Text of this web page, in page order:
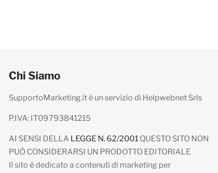
Chi Siamo
SupportoMarketing.it è un servizio di Helpwebnet Srls
P.IVA: IT09793841215
AI SENSI DELLA LEGGE N. 62/2001QUESTO SITO NON
PUÒ CONSIDERARSI UN PRODOTTO EDITORIALE
Il sito è dedicato a contenuti di marketing per